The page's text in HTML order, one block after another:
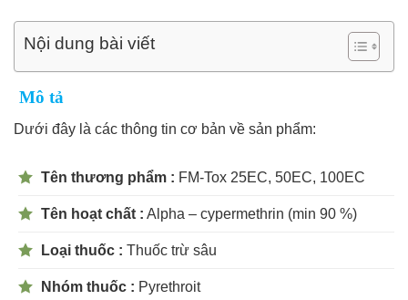
Nội dung bài viết
Mô tả
Dưới đây là các thông tin cơ bản về sản phẩm:
Tên thương phẩm : FM-Tox 25EC, 50EC, 100EC
Tên hoạt chất : Alpha – cypermethrin (min 90 %)
Loại thuốc : Thuốc trừ sâu
Nhóm thuốc : Pyrethroit